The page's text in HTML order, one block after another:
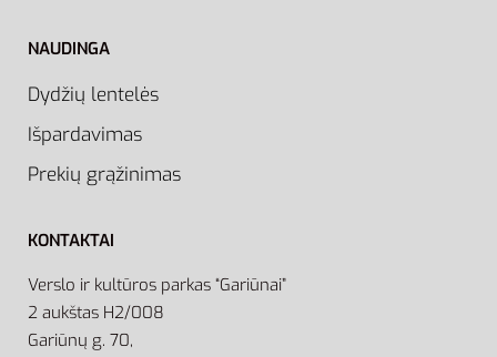
NAUDINGA
Dydžių lentelės
Išpardavimas
Prekių grąžinimas
KONTAKTAI
Verslo ir kultūros parkas “Gariūnai”
2 aukštas H2/008
Gariūnų g. 70,